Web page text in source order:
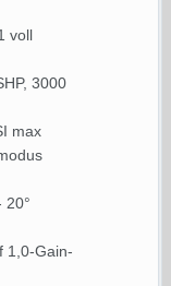
voll
3000
max
20°
1,0-Gain-